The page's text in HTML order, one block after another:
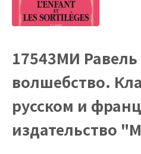
17543МИ
волшебство.
русском и
издательство